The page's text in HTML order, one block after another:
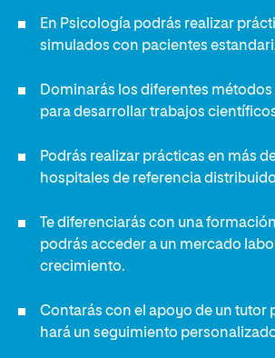
En Psicología podrás realizar
simulados con pacientes
Dominarás los diferentes
para desarrollar trabajos
Podrás realizar prácticas en más
hospitales de referencia
Te diferenciarás con una
podrás acceder a un mercado
crecimiento.
Contarás con el apoyo de un tutor
hará un seguimiento